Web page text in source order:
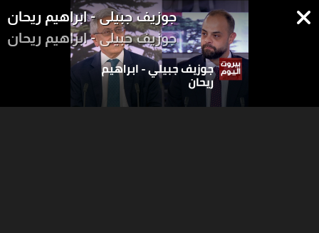
جوزيف جبيلي - ابراهيم ريحان
جوزيف جبيلي - ابراهيم ريحان